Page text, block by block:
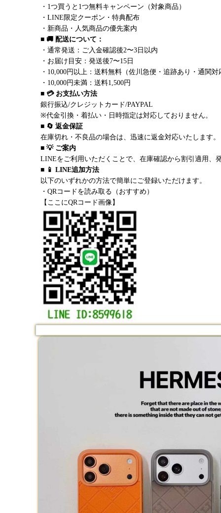
・1つ買うと1つ無料キャンペーン（対象商品）
・LINE限定クーポン・特典配布
・新商品・人気商品の優先案内
■ 🚚 配送について：
・通常発送：ご入金確認後2〜3日以内
・お届け目安：発送後7〜15日
・10,000円以上：送料無料（佐川急便・追跡あり・通関対
・10,000円未満：送料1,500円
■ 💳 お支払い方法
銀行振込/クレジットカード/PAYPAL
※代金引換・着払い・日時指定は対応しておりません。
■ 🔄 返金保証
在庫切れ・不良品の場合は、迅速に返金対応いたします。
■ 💡 ご案内
LINEをご利用いただくことで、在庫確認から割引適用、
■ 📱 LINE追加方法
以下のいずれかの方法で簡単にご登録いただけます。
・QRコードを読み取る（おすすめ）
【ここにQRコード画像】